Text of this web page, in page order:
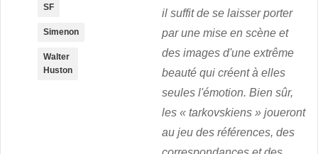
il suffit de se laisser porter
par une mise en scène et
des images d'une extrême
beauté qui créent à elles
seules l'émotion. Bien sûr,
les « tarkovskiens » joueront
au jeu des références, des
SF
Simenon
Walter
Huston